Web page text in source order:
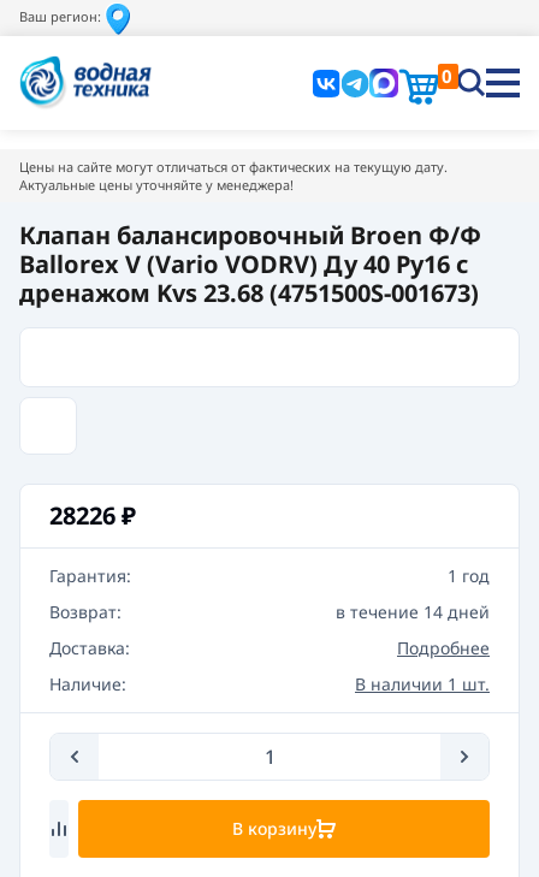
Ваш регион:
0
Цены на сайте могут отличаться от фактических на текущую дату.
Актуальные цены уточняйте у менеджера!
Клапан балансировочный Broen Ф/Ф
Ballorex V (Vario VODRV) Ду 40 Pу16 с
дренажом Kvs 23.68 (4751500S-001673)
28226₽
Гарантия:
1 год
Возврат:
в течение 14 дней
Доставка:
Подробнее
Наличие:
В наличии 1 шт.
В корзину